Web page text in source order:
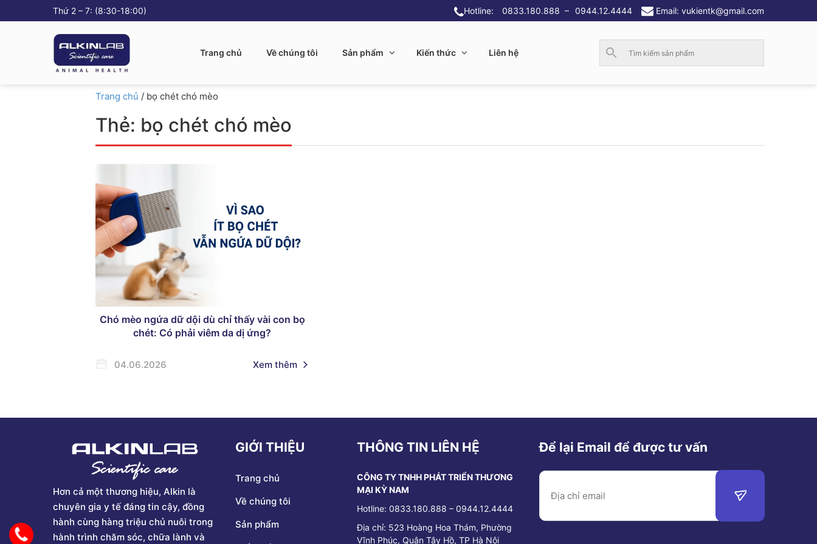
Thứ 2 – 7: (8:30-18:00) Hotline: 0833.180.888 – 0944.12.4444 Email: vukientk@gmail.com
Trang chủ Về chúng tôi Sản phẩm Kiến thức Liên hệ
Trang chủ / bọ chét chó mèo
Thẻ: bọ chét chó mèo
Chó mèo ngứa dữ dội dù chỉ thấy vài con bọ
chét: Có phải viêm da dị ứng?
04.06.2026 Xem thêm
Hơn cả một thương hiệu, Alkin là
chuyên gia y tế đáng tin cậy, đồng
hành cùng hàng triệu chủ nuôi trong
hành trình chăm sóc, chữa lành và
GIỚI THIỆU
Trang chủ
Về chúng tôi
Sản phẩm
THÔNG TIN LIÊN HỆ
CÔNG TY TNHH PHÁT TRIỂN THƯƠNG
MẠI KỲ NAM
Hotline: 0833.180.888 – 0944.12.4444
Địa chỉ: 523 Hoàng Hoa Thám, Phường
Vĩnh Phúc, Quận Tây Hồ, TP Hà Nội
Để lại Email để được tư vấn